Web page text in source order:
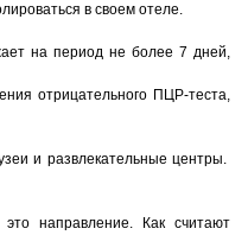
в своем отеле.
на период не более 7 дней,
отрицательного ПЦР-теста,
и развлекательные центры.
направление. Как считают